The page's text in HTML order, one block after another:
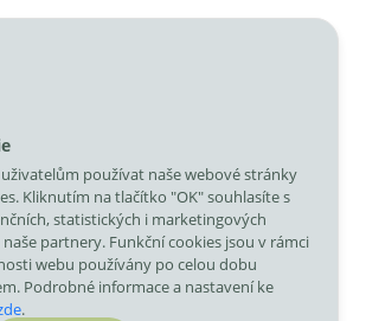
používat naše webové stránky
Kliknutím na tlačítko "OK" souhlasíte s
statistických i marketingových
partnery. Funkční cookies jsou v rámci
webu používány po celou dobu
Podrobné informace a nastavení ke
.